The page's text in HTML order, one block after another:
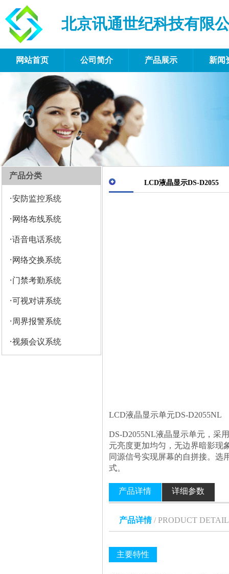
北京讯通世纪科技有限
网站首页 公司简介 产品展示 新闻
产品分类
·安防监控系统
·网络布线系统
·语音电话系统
·网络交换系统
·门禁考勤系统
·可视对讲系统
·周界报警系统
·视频会议系统
LCD液晶显示DS-D2055
LCD液晶显示单元DS-D2055NL
DS-D2055NL液晶显示单元，采
元亮度更加均匀，无边界暗影现
同源信号实现屏幕的自拼接。选
式。
产品详情 详细参数
产品详情/ PRODUCT
主要特性